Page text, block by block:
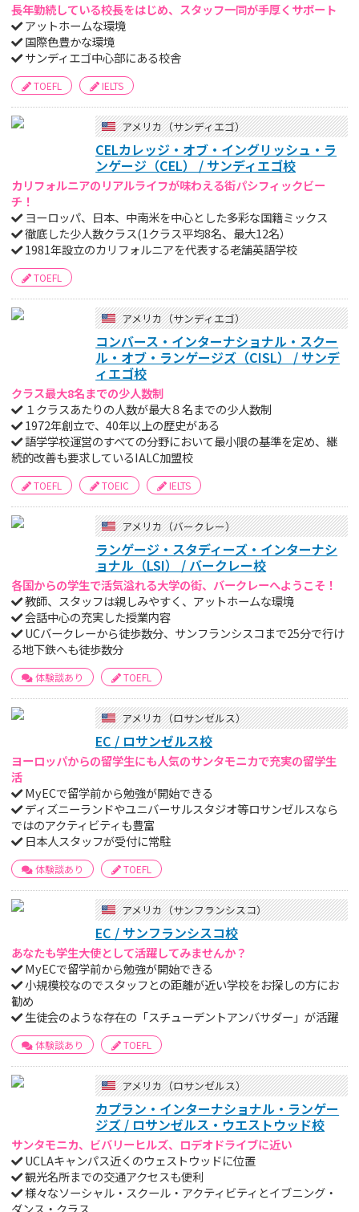
長年勤続している校長をはじめ、スタッフ一同が手厚くサポート
アットホームな環境
国際色豊かな環境
サンディエゴ中心部にある校舎
TOEFL IELTS
アメリカ（サンディエゴ）
CELカレッジ・オブ・イングリッシュ・ラ
ンゲージ（CEL） / サンディエゴ校
カリフォルニアのリアルライフが味わえる街パシフィックビー
チ！
ヨーロッパ、日本、中南米を中心とした多彩な国籍ミックス
徹底した少人数クラス(1クラス平均8名、最大12名）
1981年設立のカリフォルニアを代表する老舗英語学校
TOEFL
アメリカ（サンディエゴ）
コンバース・インターナショナル・スクー
ル・オブ・ランゲージズ（CISL） / サンデ
ィエゴ校
クラス最大8名までの少人数制
１クラスあたりの人数が最大８名までの少人数制
1972年創立で、40年以上の歴史がある
語学学校運営のすべての分野において最小限の基準を定め、継
続的改善も要求しているIALC加盟校
TOEFL TOEIC IELTS
アメリカ（バークレー）
ランゲージ・スタディーズ・インターナシ
ョナル（LSI） / バークレー校
各国からの学生で活気溢れる大学の街、バークレーへようこそ！
教師、スタッフは親しみやすく、アットホームな環境
会話中心の充実した授業内容
UCバークレーから徒歩数分、サンフランシスコまで25分で行け
る地下鉄へも徒歩数分
体験談あり TOEFL
アメリカ（ロサンゼルス）
EC / ロサンゼルス校
ヨーロッパからの留学生にも人気のサンタモニカで充実の留学生
活
MyECで留学前から勉強が開始できる
ディズニーランドやユニバーサルスタジオ等ロサンゼルスなら
ではのアクティビティも豊富
日本人スタッフが受付に常駐
体験談あり TOEFL
アメリカ（サンフランシスコ）
EC / サンフランシスコ校
あなたも学生大使として活躍してみませんか？
MyECで留学前から勉強が開始できる
小規模校なのでスタッフとの距離が近い学校をお探しの方にお
勧め
生徒会のような存在の「スチューデントアンバサダー」が活躍
体験談あり TOEFL
アメリカ（ロサンゼルス）
カプラン・インターナショナル・ランゲー
ジズ / ロサンゼルス・ウエストウッド校
サンタモニカ、ビバリーヒルズ、ロデオドライブに近い
UCLAキャンパス近くのウェストウッドに位置
観光名所までの交通アクセスも便利
様々なソーシャル・スクール・アクティビティとイブニング・
ダンス・クラス